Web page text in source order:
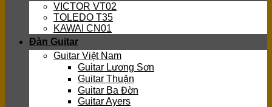
VICTOR VT02
TOLEDO T35
KAWAI CN01
Đàn Guitar
Guitar Việt Nam
Guitar Lương Sơn
Guitar Thuận
Guitar Ba Đờn
Guitar Ayers